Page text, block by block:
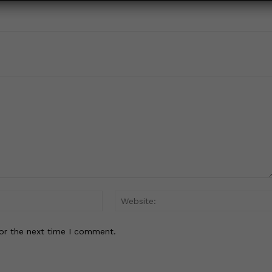
Email:*
the next time I comment.